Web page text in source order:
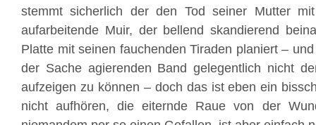
stemmt sicherlich der den Tod seiner Mutter
aufarbeitende Muir, der bellend skandierend
Platte mit seinen fauchenden Tiraden planiert –
der Sache agierenden Band gelegentlich nicht
aufzeigen zu können – doch das ist eben ein
nicht aufhören, die eiternde Raue von der